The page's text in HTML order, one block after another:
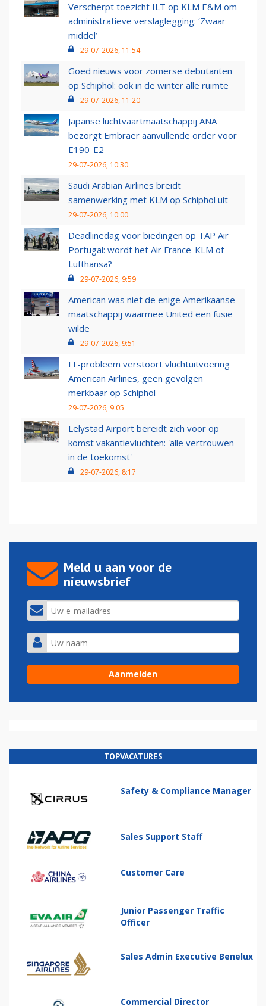
Verscherpt toezicht ILT op KLM E&M om
administratieve verslaglegging: ‘Zwaar
middel’
29-07-2026, 11:54
Goed nieuws voor zomerse debutanten
op Schiphol: ook in de winter alle ruimte
29-07-2026, 11:20
Japanse luchtvaartmaatschappij ANA
bezorgt Embraer aanvullende order voor
E190-E2
29-07-2026, 10:30
Saudi Arabian Airlines breidt
samenwerking met KLM op Schiphol uit
29-07-2026, 10:00
Deadlinedag voor biedingen op TAP Air
Portugal: wordt het Air France-KLM of
Lufthansa?
29-07-2026, 9:59
American was niet de enige Amerikaanse
maatschappij waarmee United een fusie
wilde
29-07-2026, 9:51
IT-probleem verstoort vluchtuitvoering
American Airlines, geen gevolgen
merkbaar op Schiphol
29-07-2026, 9:05
Lelystad Airport bereidt zich voor op
komst vakantievluchten: 'alle vertrouwen
in de toekomst'
29-07-2026, 8:17
Meld u aan voor de
nieuwsbrief
TOPVACATURES
Safety & Compliance Manager
Sales Support Staff
Customer Care
Junior Passenger Traffic
Officer
Sales Admin Executive Benelux
Commercial Director